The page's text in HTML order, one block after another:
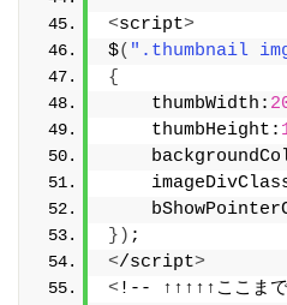
<script>
$( ".thumbnail
{
    thumbWidth:
    thumbHeight:
}) ;
</script>
<!-- ↑↑↑↑↑ここま